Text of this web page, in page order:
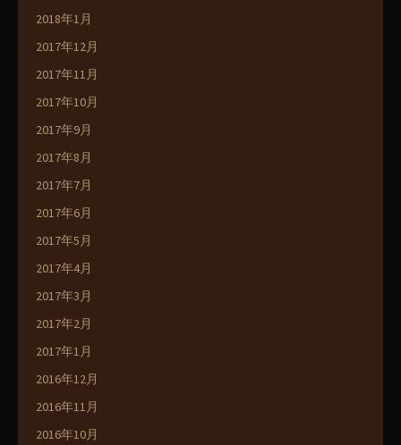
2018年1月
2017年12月
2017年11月
2017年10月
2017年9月
2017年8月
2017年7月
2017年6月
2017年5月
2017年4月
2017年3月
2017年2月
2017年1月
2016年12月
2016年11月
2016年10月